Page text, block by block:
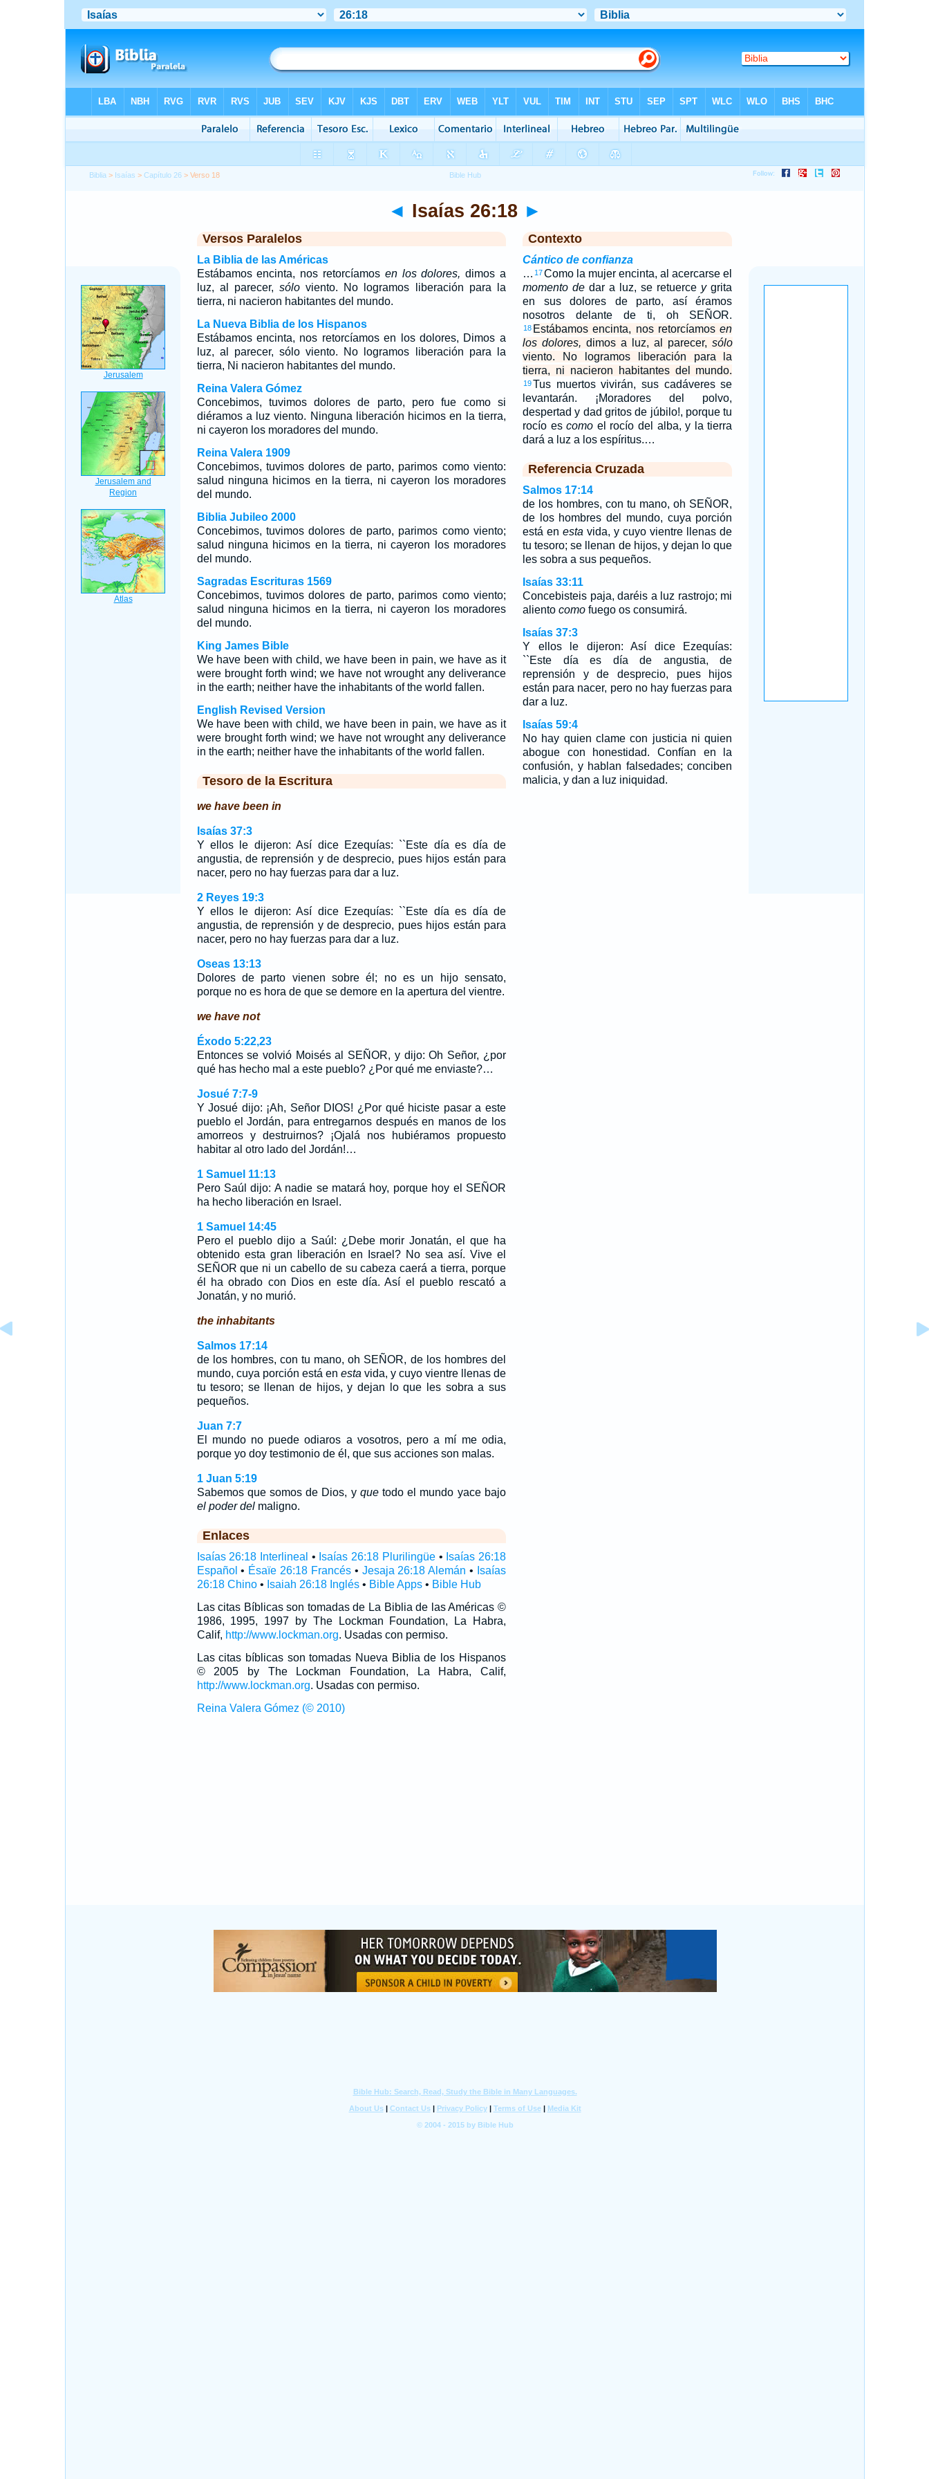
Biblia > Isaías >Capítulo 26 > Verso 18
◄ Isaías 26:18 ►
Versos Paralelos
La Biblia de las Américas
Estábamos encinta, nos retorcíamos en los dolores, dimos a
luz, al parecer, sóloviento. No logramos liberación para la
tierra, ni nacieron habitantes del mundo.
La Nueva Biblia de los Hispanos
Estábamos encinta, nos retorcíamos en los dolores, Dimos a
luz, al parecer, sólo viento. No logramos liberación para la
tierra, Ni nacieron habitantes del mundo.
Reina Valera Gómez
Concebimos, tuvimos dolores de parto, pero fue como si
diéramos a luz viento. Ninguna liberación hicimos en la tierra,
ni cayeron los moradores del mundo.
Reina Valera 1909
Concebimos, tuvimos dolores de parto, parimos como viento:
salud ninguna hicimos en la tierra, ni cayeron los moradores
del mundo.
Biblia Jubileo 2000
Concebimos, tuvimos dolores de parto, parimos como viento;
salud ninguna hicimos en la tierra, ni cayeron los moradores
del mundo.
Sagradas Escrituras 1569
Concebimos, tuvimos dolores de parto, parimos como viento;
salud ninguna hicimos en la tierra, ni cayeron los moradores
del mundo.
King James Bible
We have been with child, we have been in pain, we have as it
were brought forth wind; we have not wrought any deliverance
in the earth; neither have the inhabitants of the world fallen.
English Revised Version
We have been with child, we have been in pain, we have as it
were brought forth wind; we have not wrought any deliverance
in the earth; neither have the inhabitants of the world fallen.
Tesoro de la Escritura
we have been in
Isaías 37:3
Y ellos le dijeron: Así dice Ezequías: ``Este día es día de
angustia, de reprensión y de desprecio, pues hijos están para
nacer, pero no hay fuerzas para dar a luz.
2 Reyes 19:3
Y ellos le dijeron: Así dice Ezequías: ``Este día es día de
angustia, de reprensión y de desprecio, pues hijos están para
nacer, pero no hay fuerzas para dar a luz.
Oseas 13:13
Dolores de parto vienen sobre él; no es un hijo sensato,
porque no es hora de que se demore en la apertura del vientre.
we have not
Éxodo 5:22,23
Entonces se volvió Moisés al SEÑOR, y dijo: Oh Señor, ¿por
qué has hecho mal a este pueblo? ¿Por qué me enviaste?…
Josué 7:7-9
Y Josué dijo: ¡Ah, Señor DIOS! ¿Por qué hiciste pasar a este
pueblo el Jordán, para entregarnos después en manos de los
amorreos y destruirnos? ¡Ojalá nos hubiéramos propuesto
habitar al otro lado del Jordán!…
1 Samuel 11:13
Pero Saúl dijo: A nadie se matará hoy, porque hoy el SEÑOR
ha hecho liberación en Israel.
1 Samuel 14:45
Pero el pueblo dijo a Saúl: ¿Debe morir Jonatán, el que ha
obtenido esta gran liberación en Israel? No sea así. Vive el
SEÑOR que ni un cabello de su cabeza caerá a tierra, porque
él ha obrado con Dios en este día. Así el pueblo rescató a
Jonatán, y no murió.
the inhabitants
Salmos 17:14
de los hombres, con tu mano, oh SEÑOR, de los hombres del
mundo, cuya porción está en esta vida, y cuyo vientre llenas de
tu tesoro; se llenan de hijos, y dejan lo que les sobra a sus
pequeños.
Juan 7:7
El mundo no puede odiaros a vosotros, pero a mí me odia,
porque yo doy testimonio de él, que sus acciones son malas.
1 Juan 5:19
Sabemos que somos de Dios, y quetodo el mundo yace bajo
el poder delmaligno.
Enlaces
Isaías 26:18 Interlineal • Isaías 26:18 Plurilingüe• Isaías 26:18
Español • Ésaïe 26:18 Francés• Jesaja 26:18 Alemán • Isaías
26:18 Chino• Isaiah 26:18 Inglés• Bible Apps• Bible Hub
Las citas Bíblicas son tomadas de La Biblia de las Américas ©
1986, 1995, 1997 by The Lockman Foundation, La Habra,
Calif, http://www.lockman.org. Usadas con permiso.
Las citas bíblicas son tomadas Nueva Biblia de los Hispanos
© 2005 by The Lockman Foundation, La Habra, Calif,
http://www.lockman.org. Usadas con permiso.
Reina Valera Gómez (© 2010)
Contexto
Cántico de confianza
… 17Como la mujer encinta, al acercarse el
momento dedar a luz, se retuerce ygrita
en sus dolores de parto, así éramos
nosotros delante de ti, oh SEÑOR.
18 Estábamos encinta, nos retorcíamosen
los dolores, dimos a luz, al parecer, sólo
viento. No logramos liberación para la
tierra, ni nacieron habitantes del mundo.
19Tus muertos vivirán, sus cadáveres se
levantarán. ¡Moradores del polvo,
despertad y dad gritos de júbilo!, porque tu
rocío escomo el rocío del alba, y la tierra
dará a luz a los espíritus.…
Referencia Cruzada
Salmos 17:14
de los hombres, con tu mano, oh SEÑOR,
de los hombres del mundo, cuya porción
está enesta vida, y cuyo vientre llenas de
tu tesoro; se llenan de hijos, y dejan lo que
les sobra a sus pequeños.
Isaías 33:11
Concebisteis paja, daréis a luz rastrojo; mi
aliento comofuego os consumirá.
Isaías 37:3
Y ellos le dijeron: Así dice Ezequías:
``Este día es día de angustia, de
reprensión y de desprecio, pues hijos
están para nacer, pero no hay fuerzas para
dar a luz.
Isaías 59:4
No hay quien clame con justicia ni quien
abogue con honestidad. Confían en la
confusión, y hablan falsedades; conciben
malicia, y dan a luz iniquidad.